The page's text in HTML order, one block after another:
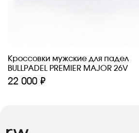
Кроссовки мужские для падел
BULLPADEL PREMIER MAJOR 26V
22 000 ₽